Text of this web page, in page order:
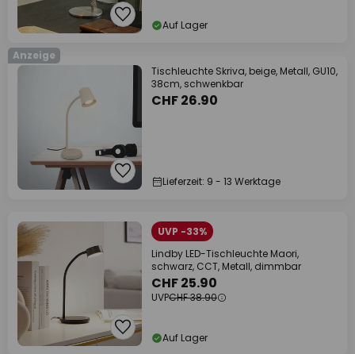
Auf Lager
Anzeige
Tischleuchte Skriva, beige, Metall, GU10,
38cm, schwenkbar
CHF 26.90
Lieferzeit: 9 - 13 Werktage
UVP -33%
Lindby LED-Tischleuchte Maori,
schwarz, CCT, Metall, dimmbar
CHF 25.90
UVPCHF 38.90
Auf Lager